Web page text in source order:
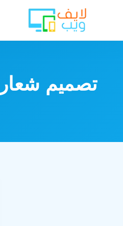
تصميم